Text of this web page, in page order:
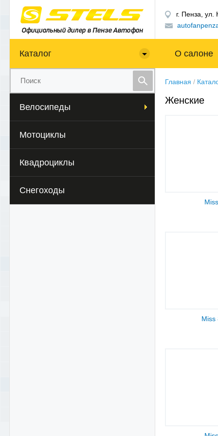
г. Пенза, ул.
Каталог
Велосипеды
Мотоциклы
Квадроциклы
Снегоходы
О салоне
Главная /
Женские
Miss